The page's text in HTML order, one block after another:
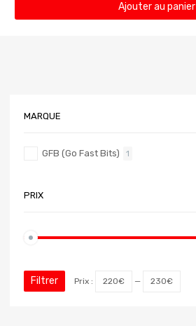
Ajouter au panier
MARQUE
GFB (Go Fast Bits) 1
PRIX
Filtrer Prix : 220€ — 230€